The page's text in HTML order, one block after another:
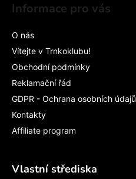
Informace pro vás
O nás
Vítejte v Trnkoklubu!
Obchodní podmínky
Reklamační řád
GDPR - Ochrana osobních údajů
Kontakty
Affiliate program
Vlastní střediska